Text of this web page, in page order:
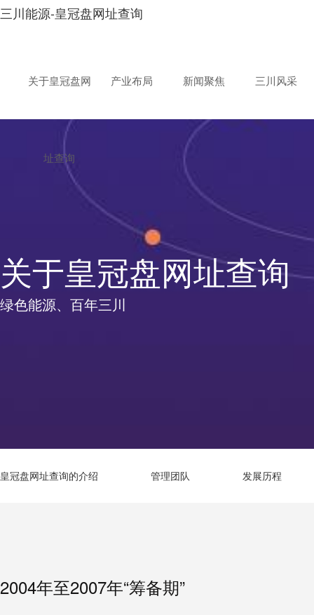
三川能源-皇冠盘网址查询
关于皇冠盘网
址查询
产业布局 新闻聚焦 三川风采
关于皇冠盘网址查询
绿色能源、百年三川
皇冠盘网址查询的介绍 管理团队 发展历程
2004年至2007年“筹备期”